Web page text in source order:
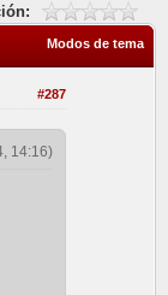
Modos de tema
#287
14:16)